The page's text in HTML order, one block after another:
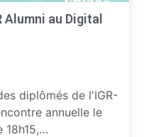
Alumni au Digital
diplômés de l'IGR-
annuelle le
18h15,…